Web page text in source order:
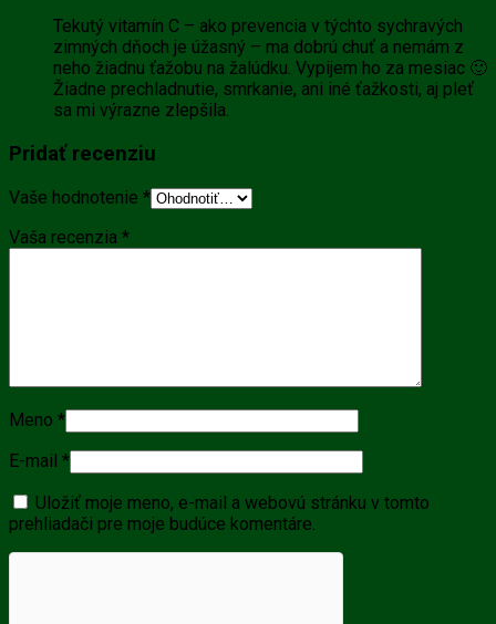
Tekutý vitamín C – ako prevencia v týchto sychravých
zimných dňoch je úžasný – ma dobrú chuť a nemám z
neho žiadnu ťažobu na žalúdku. Vypijem ho za mesiac 🙂
Žiadne prechladnutie, smrkanie, ani iné ťažkosti, aj pleť
sa mi výrazne zlepšila.
Pridať recenziu
Vaše hodnotenie *
Vaša recenzia *
Meno *
E-mail *
Uložiť moje meno, e-mail a webovú stránku v tomto
prehliadači pre moje budúce komentáre.